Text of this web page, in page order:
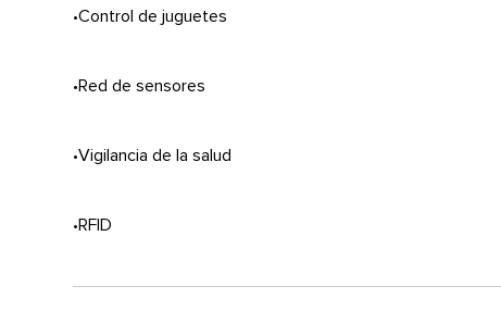
•Control de juguetes
•Red de sensores
•Vigilancia de la salud
•RFID